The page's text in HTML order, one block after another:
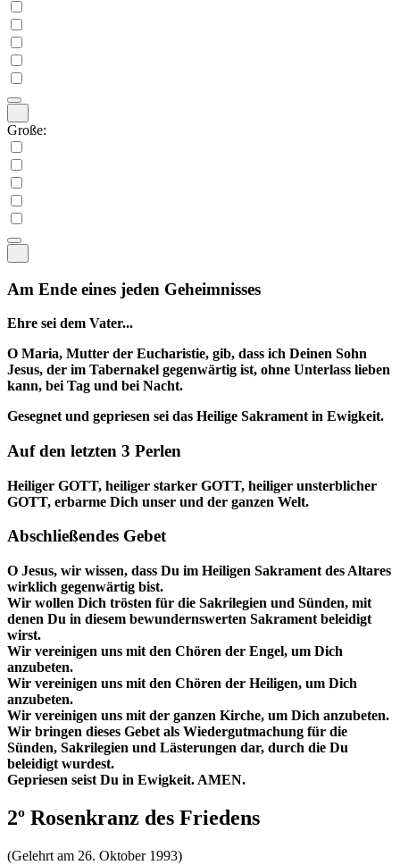
Große:
Am Ende eines jeden Geheimnisses
Ehre sei dem Vater...
O Maria, Mutter der Eucharistie, gib, dass ich Deinen Sohn
Jesus, der im Tabernakel gegenwärtig ist, ohne Unterlass lieben
kann, bei Tag und bei Nacht.
Gesegnet und gepriesen sei das Heilige Sakrament in Ewigkeit.
Auf den letzten 3 Perlen
Heiliger GOTT, heiliger starker GOTT, heiliger unsterblicher
GOTT, erbarme Dich unser und der ganzen Welt.
Abschließendes Gebet
O Jesus, wir wissen, dass Du im Heiligen Sakrament des Altares
wirklich gegenwärtig bist.
Wir wollen Dich trösten für die Sakrilegien und Sünden, mit
denen Du in diesem bewundernswerten Sakrament beleidigt
wirst.
Wir vereinigen uns mit den Chören der Engel, um Dich
anzubeten.
Wir vereinigen uns mit den Chören der Heiligen, um Dich
anzubeten.
Wir vereinigen uns mit der ganzen Kirche, um Dich anzubeten.
Wir bringen dieses Gebet als Wiedergutmachung für die
Sünden, Sakrilegien und Lästerungen dar, durch die Du
beleidigt wurdest.
Gepriesen seist Du in Ewigkeit. AMEN.
2º Rosenkranz des Friedens
(Gelehrt am 26. Oktober 1993)